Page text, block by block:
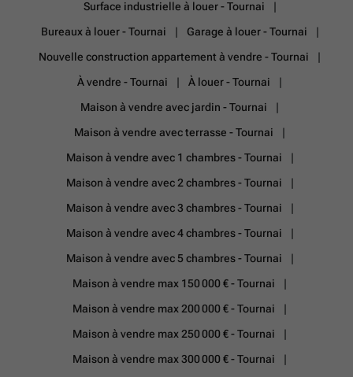
Surface industrielle à louer - Tournai
Bureaux à louer - Tournai
Garage à louer - Tournai
Nouvelle construction appartement à vendre - Tournai
À vendre - Tournai
À louer - Tournai
Maison à vendre avec jardin - Tournai
Maison à vendre avec terrasse - Tournai
Maison à vendre avec 1 chambres - Tournai
Maison à vendre avec 2 chambres - Tournai
Maison à vendre avec 3 chambres - Tournai
Maison à vendre avec 4 chambres - Tournai
Maison à vendre avec 5 chambres - Tournai
Maison à vendre max 150 000 € - Tournai
Maison à vendre max 200 000 € - Tournai
Maison à vendre max 250 000 € - Tournai
Maison à vendre max 300 000 € - Tournai